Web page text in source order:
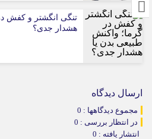
تنگی انگشتر و کفش
هشدار جدی؟
ارسال دیدگاه
مجموع دیدگاهها : 0
در انتظار بررسی : 0
انتشار یافته : 0